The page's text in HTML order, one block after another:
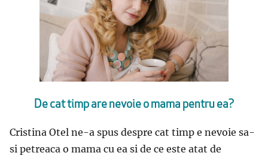
De cat timp are nevoie o mama pentru ea?
Cristina Otel ne-a spus despre cat timp e nevoie sa-
si petreaca o mama cu ea si de ce este atat de